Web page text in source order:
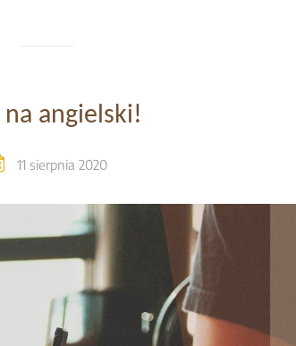
na angielski!
11 sierpnia 2020